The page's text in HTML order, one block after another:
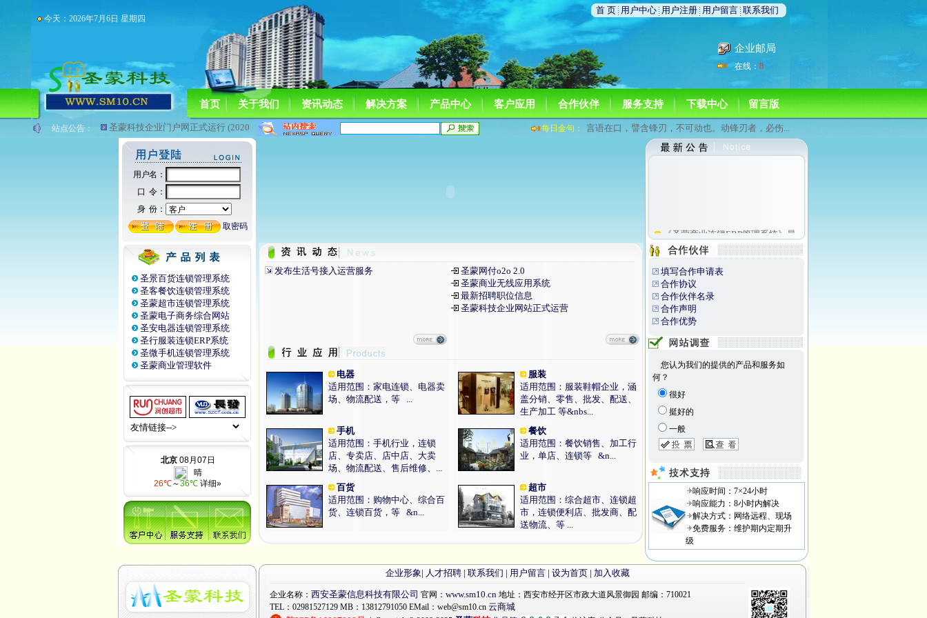
今天：2026年7月6日 星期四
首 页 用户中心 用户注册 用户留言 联系我们
企业邮局
在线： 8
首页 关于我们 资讯动态 解决方案 产品中心 客户应用 合作伙伴 服务支持 下载中心 留言版
站点公告： 圣蒙科技企业门户网正式运行 (2020/4/15 ) 每日金句： 言语在口，譬含锋刃，不可动也。动锋刃者，必伤...
圣景百货连锁管理系统
圣客餐饮连锁管理系统
圣蒙超市连锁管理系统
圣蒙电子商务综合网站
圣安电器连锁管理系统
圣行服装连锁ERP系统
圣微手机连锁管理系统
圣蒙商业管理软件
发布生活号接入运营服务
圣蒙网付o2o 2.0
圣蒙商业无线应用系统
最新招聘职位信息
圣蒙科技企业网站正式运营
电器
适用范围：家电连锁、电器卖
场、物流配送，等 ...
服装
适用范围：服装鞋帽企业，涵
盖分销、零售、批发、配送、
生产加工 等&nbs...
手机
适用范围：手机行业，连锁
店、专卖店、店中店、大卖
场、物流配送、售后维修、...
餐饮
适用范围：餐饮销售、加工行
业，单店、连锁等 &n...
百货
适用范围：购物中心、综合百
货、连锁百货，等 &n...
超市
适用范围：综合超市、连锁超
市，连锁便利店、批发商、配
送物流、等 ...
《圣蒙商业连锁ERP管理系统》最
新版本为V2.0.200112
《圣蒙商业管理软件》最新版本为
V2.0.200115
填写合作申请表
合作协议
合作伙伴名录
合作声明
合作优势
您认为我们的提供的产品和服务如
何？
很好
挺好的
一般
响应时间：7×24小时
响应能力：8小时内解决
解决方式：网络远程、现场
免费服务：维护期内定期升
级
企业形象| 人才招聘| 联系我们 | 用户留言| 设为首页| 加入收藏
企业名称： 西安圣蒙信息科技有限公司 官网： www.sm10.cn 地址：西安市经开区市政大道风景御园 邮编：710021
TEL：02981527129 MB：13812791050 EMail：web@sm10.cn 云商城